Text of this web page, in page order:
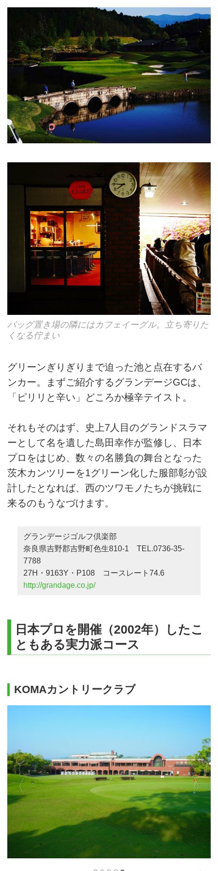
バッグ置き場の隣にはカフェイーグル。立ち寄りた
くなる佇まい
グリーンぎりぎりまで迫った池と点在するバ
ンカー。まずご紹介するグランデージGCは、
「ピリリと辛い」どころか極辛テイスト。
それもそのはず、史上7人目のグランドスラマ
ーとして名を遺した島田幸作が監修し、日本
プロをはじめ、数々の名勝負の舞台となった
茨木カンツリーを1グリーン化した服部彰が設
計したとなれば、西のツワモノたちが挑戦に
来るのもうなづけます。
グランデージゴルフ倶楽部
奈良県吉野郡吉野町色生810-1 TEL.0736-35-
7788
27H・9163Y・P108 コースレート74.6
http://grandage.co.jp/
日本プロを開催（2002年）したこ
ともある実力派コース
KOMAカントリークラブ